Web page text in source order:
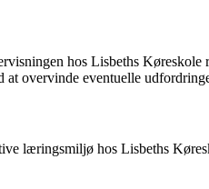
hos Lisbeths
overvinde eventuelle
læringsmiljø hos Lisbeths